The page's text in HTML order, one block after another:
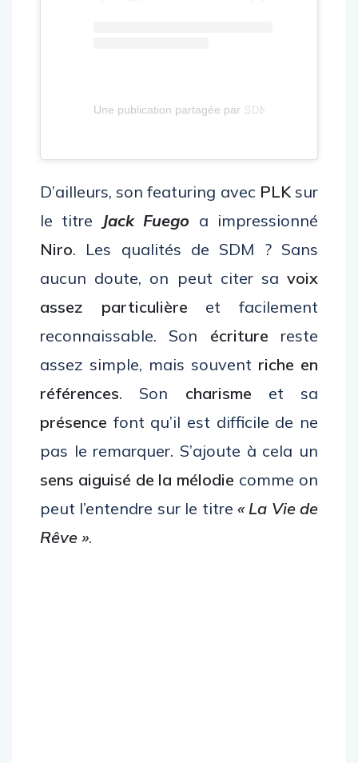
Une publication partagée par 𝚂𝙳𝙼 ➑ (@sdm__92)
D’ailleurs, son featuring avec PLKsur
le titre Jack Fuego a impressionné
Niro. Les qualités de SDM ? Sans
aucun doute, on peut citer sa voix
assez particulière et facilement
reconnaissable. Son écriture reste
assez simple, mais souvent riche en
références. Son charisme et sa
présence font qu’il est difficile de ne
pas le remarquer. S’ajoute à cela un
sens aiguisé de la mélodie comme on
peut l’entendre sur le titre « La Vie de
Rêve ».